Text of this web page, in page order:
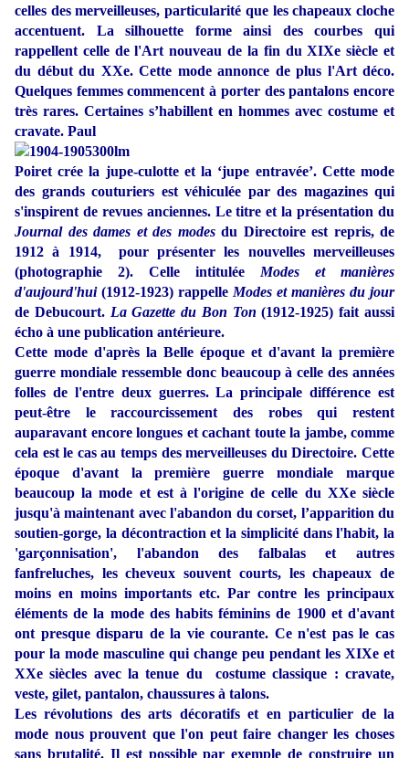
celles des merveilleuses, particularité que les chapeaux cloche
accentuent. La silhouette forme ainsi des courbes qui
rappellent celle de l'Art nouveau de la fin du XIXe siècle et
du début du XXe. Cette mode annonce de plus l'Art déco.
Quelques femmes commencent à porter des pantalons encore
très rares. Certaines s’habillent en hommes avec costume et
cravate. Paul
Poiret crée la jupe-culotte et la ‘jupe entravée’. Cette mode
des grands couturiers est véhiculée par des magazines qui
s'inspirent de revues anciennes. Le titre et la présentation du
Journal des dames et des modesdu Directoire est repris, de
1912 à 1914, pour présenter les nouvelles merveilleuses
(photographie 2). Celle intitulée Modes et manières
d'aujourd'hui(1912-1923) rappelle Modes et manières du jour
de Debucourt. La Gazette du Bon Ton (1912-1925) fait aussi
écho à une publication antérieure.
Cette mode d'après la Belle époque et d'avant la première
guerre mondiale ressemble donc beaucoup à celle des années
folles de l'entre deux guerres. La principale différence est
peut-être le
raccourcissement des robes qui restent
auparavant encore longues et cachant toute la jambe, comme
cela est le cas au temps des merveilleuses du Directoire. Cette
époque d'avant la première guerre mondiale marque
beaucoup la mode et est à l'origine de celle du XXe siècle
jusqu'à maintenant avec l'abandon du corset, l’apparition du
soutien-gorge, la décontraction et la simplicité dans l'habit, la
'garçonnisation', l'abandon des falbalas et autres
fanfreluches, les cheveux souvent courts, les chapeaux de
moins en moins importants etc. Par contre les principaux
éléments de la mode des habits féminins de 1900 et d'avant
ont presque disparu de la vie courante. Ce n'est pas le cas
pour la mode masculine qui change peu pendant les XIXe et
XXe siècles avec la tenue du costume classique : cravate,
veste, gilet, pantalon, chaussures à talons.
Les révolutions des arts décoratifs et en particulier de la
mode nous prouvent que l'on peut faire changer les choses
sans brutalité. Il est possible par exemple de construire un